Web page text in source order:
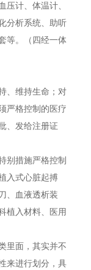
压计、体温计、
分析系统、助听
等。（四经一体
、维持生命；对
严格控制的医疗
、发给注册证
别措施严格控制
入式心脏起搏
、血液透析装
植入材料、医用
里面，其实并不
来进行划分，具